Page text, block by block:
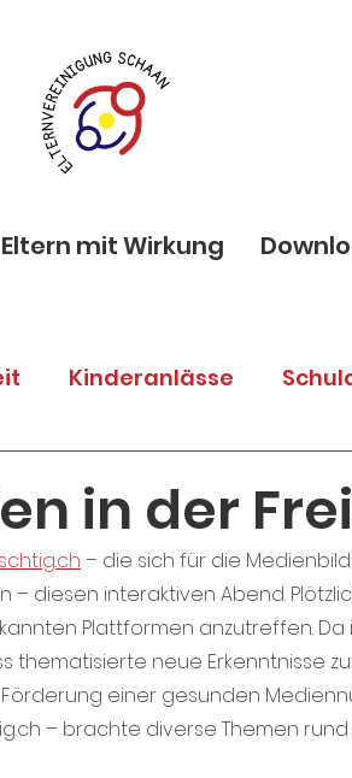
Eltern mit Wirkung
Kinderanlässe
in der
– die sich für die
diesen interaktiven Abend.
Plattformen anzutreffen. Da
thematisierte neue Erkenntnisse
einer gesunden
– brachte diverse Themen